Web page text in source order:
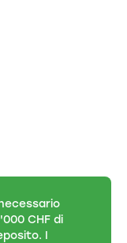
CHF di
I